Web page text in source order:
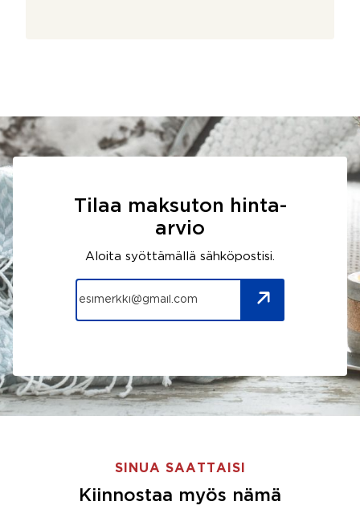
Tilaa maksuton hinta-
arvio
Aloita syöttämällä sähköpostisi.
SINUA SAATTAISI
Kiinnostaa myös nämä